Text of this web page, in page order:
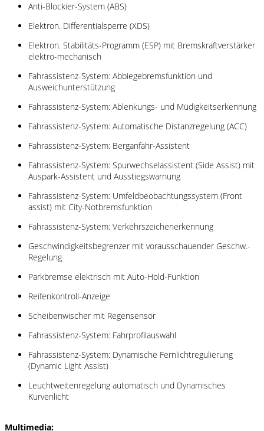
Anti-Blockier-System (ABS)
Elektron. Differentialsperre (XDS)
Elektron. Stabilitäts-Programm (ESP) mit Bremskraftverstärker
elektro-mechanisch
Fahrassistenz-System: Abbiegebremsfunktion und
Ausweichunterstützung
Fahrassistenz-System: Ablenkungs- und Müdigkeitserkennung
Fahrassistenz-System: Automatische Distanzregelung (ACC)
Fahrassistenz-System: Berganfahr-Assistent
Fahrassistenz-System: Spurwechselassistent (Side Assist) mit
Auspark-Assistent und Ausstiegswarnung
Fahrassistenz-System: Umfeldbeobachtungssystem (Front
assist) mit City-Notbremsfunktion
Fahrassistenz-System: Verkehrszeichenerkennung
Geschwindigkeitsbegrenzer mit vorausschauender Geschw.-
Regelung
Parkbremse elektrisch mit Auto-Hold-Funktion
Reifenkontroll-Anzeige
Scheibenwischer mit Regensensor
Fahrassistenz-System: Fahrprofilauswahl
Fahrassistenz-System: Dynamische Fernlichtregulierung
(Dynamic Light Assist)
Leuchtweitenregelung automatisch und Dynamisches
Kurvenlicht
Multimedia: